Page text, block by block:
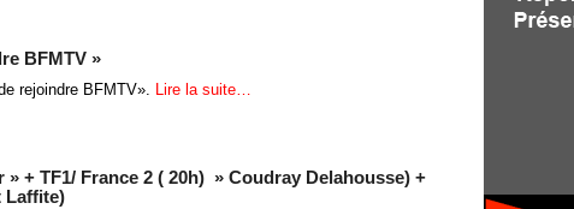
BFMTV »
rejoindre BFMTV». Lire la suite…
» + TF1/ France 2 ( 20h) » Coudray Delahousse) +
Laffite)